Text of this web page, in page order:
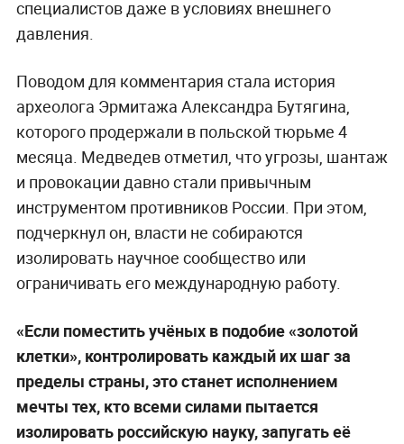
специалистов даже в условиях внешнего
давления.
Поводом для комментария стала история
археолога Эрмитажа Александра Бутягина,
которого продержали в польской тюрьме 4
месяца. Медведев отметил, что угрозы, шантаж
и провокации давно стали привычным
инструментом противников России. При этом,
подчеркнул он, власти не собираются
изолировать научное сообщество или
ограничивать его международную работу.
«Если поместить учёных в подобие «золотой
клетки», контролировать каждый их шаг за
пределы страны, это станет исполнением
мечты тех, кто всеми силами пытается
изолировать российскую науку, запугать её